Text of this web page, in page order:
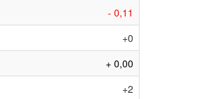
- 0,11
+0
+ 0,00
+2